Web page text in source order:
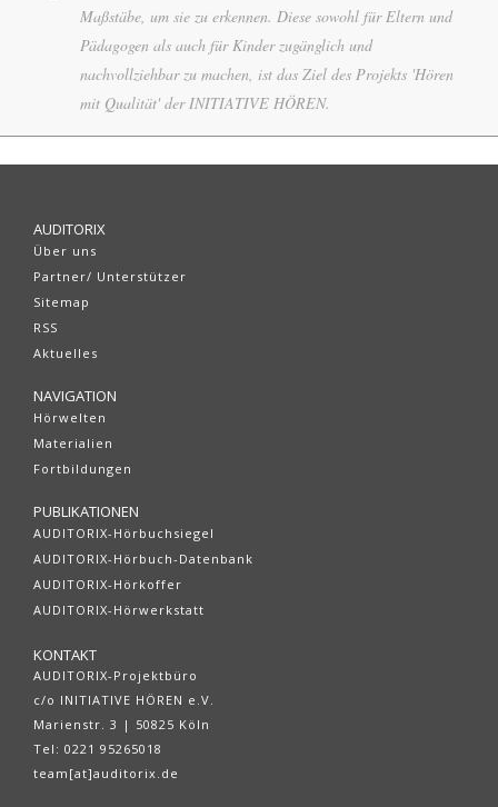
Maßstäbe, um sie zu erkennen. Diese sowohl für Eltern und
Pädagogen als auch für Kinder zugänglich und
nachvollziehbar zu machen, ist das Ziel des Projekts 'Hören
mit Qualität' der INITIATIVE HÖREN.
AUDITORIX
Über uns
Partner/ Unterstützer
Sitemap
RSS
Aktuelles
NAVIGATION
Hörwelten
Materialien
Fortbildungen
PUBLIKATIONEN
AUDITORIX-Hörbuchsiegel
AUDITORIX-Hörbuch-Datenbank
AUDITORIX-Hörkoffer
AUDITORIX-Hörwerkstatt
KONTAKT
AUDITORIX-Projektbüro
c/o INITIATIVE HÖREN e.V.
Marienstr. 3 | 50825 Köln
Tel: 0221 95265018
team[at]auditorix.de